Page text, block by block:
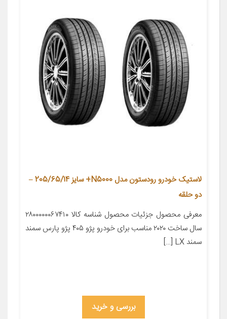
لاستیک خودرو رودستون مدل N5000+ سایز 205/65/14 –
دو حلقه
معرفی محصول جزئیات محصول شناسه کالا ۲۸۰۰۰۰۰۰۶۷۴۱۰
سال ساخت ۲۰۲۰ مناسب برای خودرو پژو ۴۰۵ پژو پارس سمند
سمند LX […]
بررسی و خرید